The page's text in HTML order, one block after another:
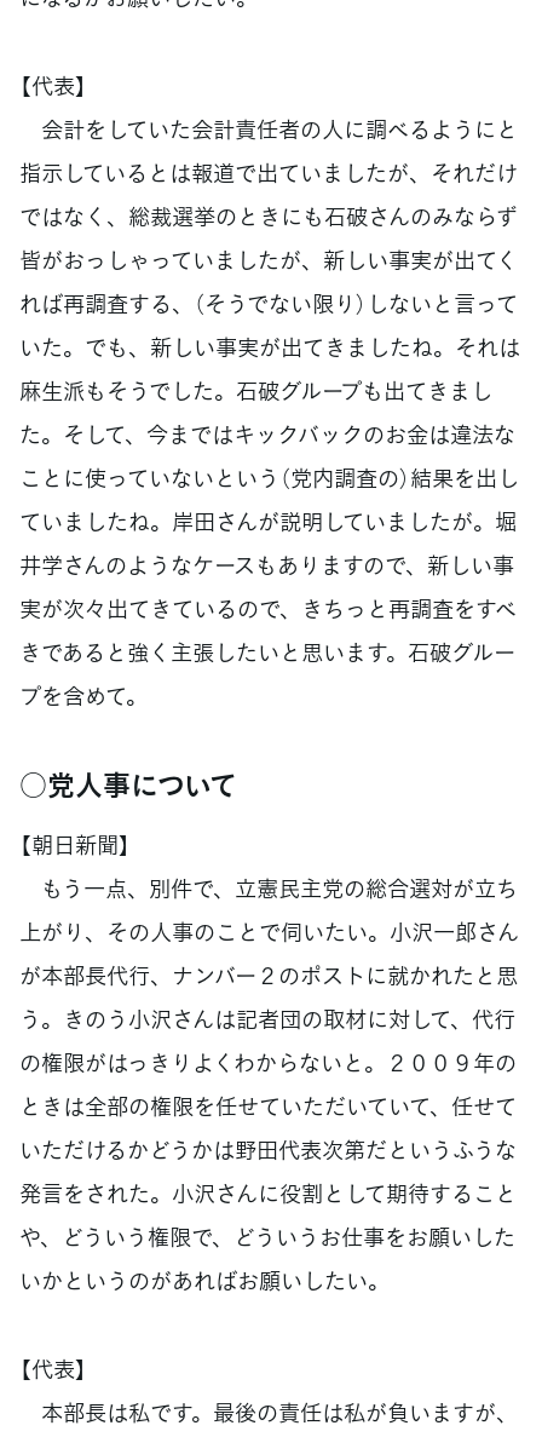
【代表】
会計をしていた会計責任者の人に調べるようにと
指示しているとは報道で出ていましたが、それだけ
ではなく、総裁選挙のときにも石破さんのみならず
皆がおっしゃっていましたが、新しい事実が出てく
れば再調査する、（そうでない限り）しないと言って
いた。でも、新しい事実が出てきましたね。それは
麻生派もそうでした。石破グループも出てきまし
た。そして、今まではキックバックのお金は違法な
ことに使っていないという（党内調査の）結果を出し
ていましたね。岸田さんが説明していましたが。堀
井学さんのようなケースもありますので、新しい事
実が次々出てきているので、きちっと再調査をすべ
きであると強く主張したいと思います。石破グルー
プを含めて。
○党人事について
【朝日新聞】
もう一点、別件で、立憲民主党の総合選対が立ち
上がり、その人事のことで伺いたい。小沢一郎さん
が本部長代行、ナンバー２のポストに就かれたと思
う。きのう小沢さんは記者団の取材に対して、代行
の権限がはっきりよくわからないと。２００９年の
ときは全部の権限を任せていただいていて、任せて
いただけるかどうかは野田代表次第だというふうな
発言をされた。小沢さんに役割として期待すること
や、どういう権限で、どういうお仕事をお願いした
いかというのがあればお願いしたい。
【代表】
本部長は私です。最後の責任は私が負いますが、